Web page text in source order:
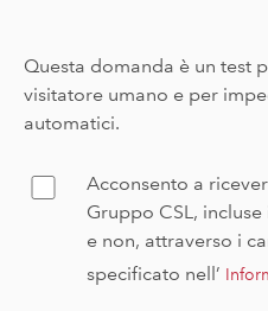
Questa domanda è un test
visitatore umano e per impedire
automatici.
ConfirmAcconsento a
Gruppo CSL,
e non, attraverso i
specificato nell’